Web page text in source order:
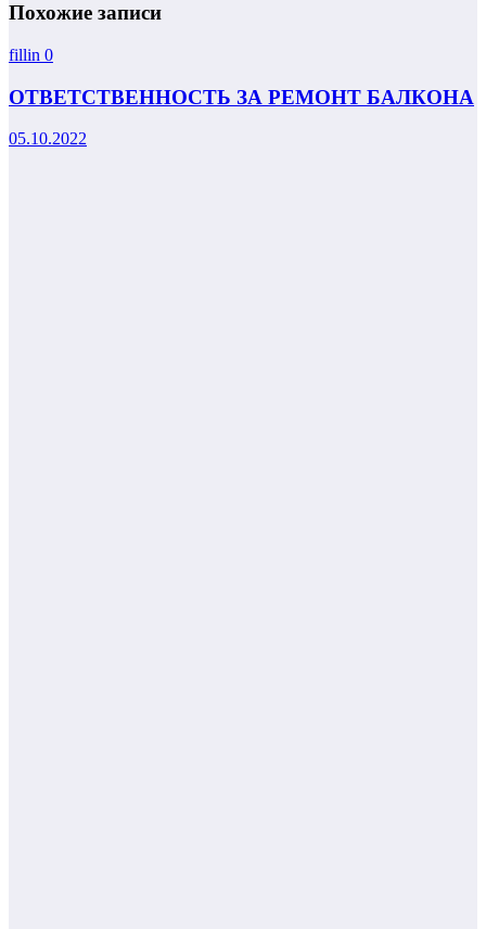
Похожие записи
fillin 0
ОТВЕТСТВЕННОСТЬ ЗА РЕМОНТ БАЛКОНА
05.10.2022